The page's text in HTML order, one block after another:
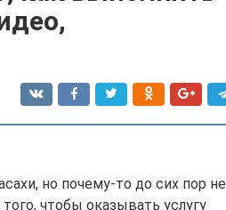
но почему-то до сих пор не
чтобы оказывать услугу